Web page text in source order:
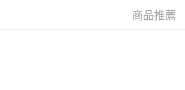
商品推薦